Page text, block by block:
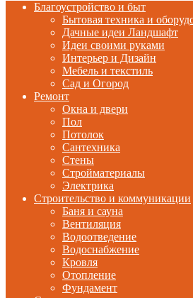
Благоустройство и быт
Бытовая техника и
Дачные идеи Ландшафт
Идеи своими руками
Интерьер и Дизайн
Мебель и текстиль
Сад и Огород
Ремонт
Окна и двери
Пол
Потолок
Сантехника
Стены
Стройматериалы
Электрика
Строительство и коммуникации
Баня и сауна
Вентиляция
Водоотведение
Водоснабжение
Кровля
Отопление
Фундамент